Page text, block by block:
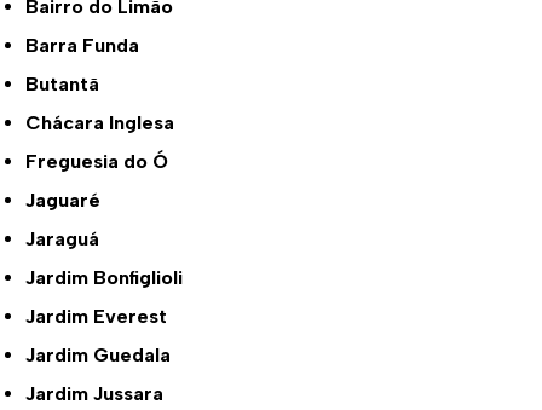
Bairro do Limão
Barra Funda
Butantã
Chácara Inglesa
Freguesia do Ó
Jaguaré
Jaraguá
Jardim Bonfiglioli
Jardim Everest
Jardim Guedala
Jardim Jussara